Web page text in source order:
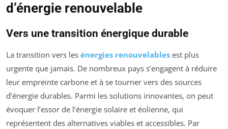
d’énergie renouvelable
Vers une transition énergique durable
La transition vers les énergies renouvelables est plus
urgente que jamais. De nombreux pays s’engagent à réduire
leur empreinte carbone et à se tourner vers des sources
d’énergie durables. Parmi les solutions innovantes, on peut
évoquer l’essor de l’énergie solaire et éolienne, qui
représentent des alternatives viables et accessibles. Par